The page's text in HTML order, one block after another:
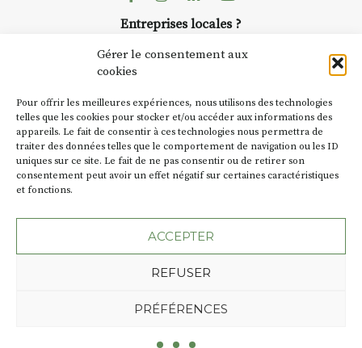
Gérer le consentement aux
cookies
Pour offrir les meilleures expériences, nous utilisons des technologies
telles que les cookies pour stocker et/ou accéder aux informations des
appareils. Le fait de consentir à ces technologies nous permettra de
traiter des données telles que le comportement de navigation ou les ID
uniques sur ce site. Le fait de ne pas consentir ou de retirer son
consentement peut avoir un effet négatif sur certaines caractéristiques
et fonctions.
ACCEPTER
REFUSER
PRÉFÉRENCES
caves, les granges d’Auzon. Le
Fumoir est l’un de ces espaces
d’autres activités culturelles de
la Petite Cité de Caractère. Par
exemple, l’installationCochon
Charbons’inscrit comme en
« off » du festival d’Auzon 2026
SA D’où vient le nom :Fumoir?
BT C’est le terme employé dans
les actes de propriété du lieu.
c’était un saloir et
Entreprises locales ?
Suivez toute l'actu de Strada
Politique de confidentialité